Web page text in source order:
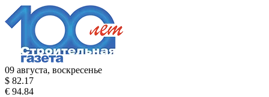
09 августа, воскресенье
$ 82.17
€ 94.84